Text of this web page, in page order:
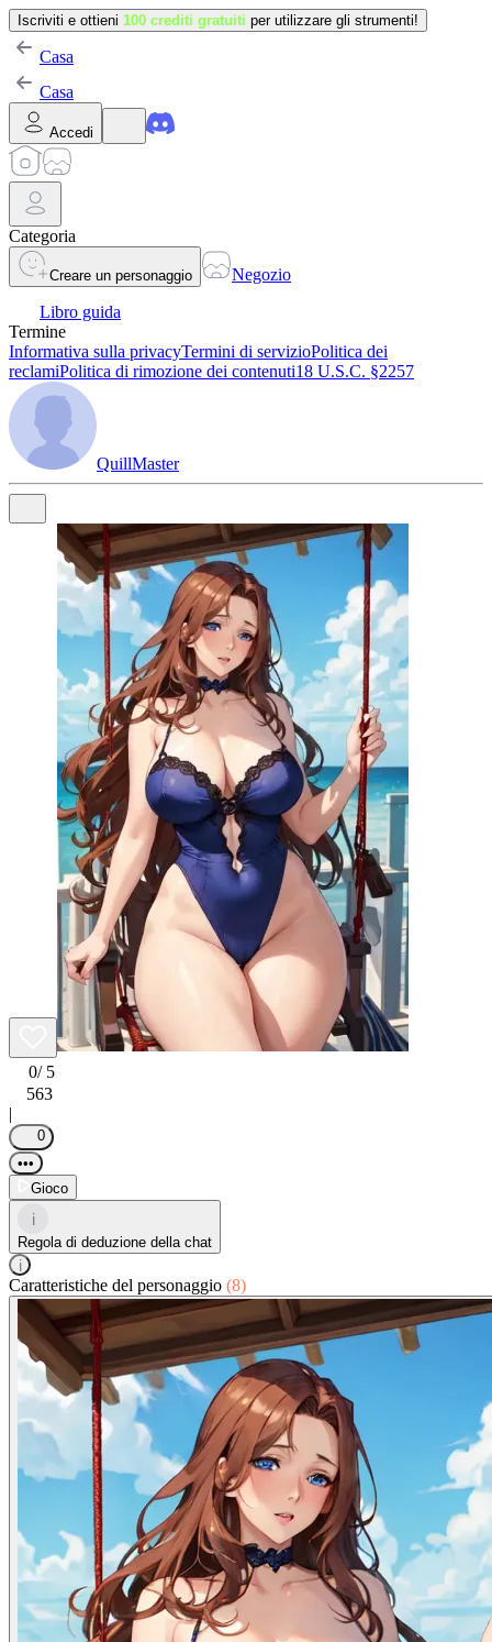
Iscriviti e ottieni 100 crediti gratuiti per utilizzare gli strumenti!
Casa
Casa
Accedi
Categoria
Creare un personaggio
Negozio
Libro guida
Termine
Informativa sulla privacyTermini di servizioPolitica dei
reclamiPolitica di rimozione dei contenuti18 U.S.C. §2257
QuillMaster
0/ 5
563
|
0
•••
Gioco
i
Regola di deduzione della chat
i
Caratteristiche del personaggio (8)